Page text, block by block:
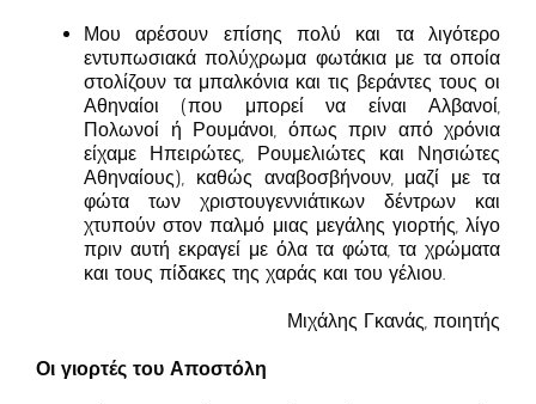
Μου αρέσουν επίσης πολύ και τα λιγότερο
εντυπωσιακά πολύχρωμα φωτάκια με τα οποία
στολίζουν τα μπαλκόνια και τις βεράντες τους οι
Αθηναίοι (που μπορεί να είναι Αλβανοί,
Πολωνοί ή Ρουμάνοι, όπως πριν από χρόνια
είχαμε Ηπειρώτες, Ρουμελιώτες και Νησιώτες
Αθηναίους), καθώς αναβοσβήνουν, μαζί με τα
φώτα των χριστουγεννιάτικων δέντρων και
χτυπούν στον παλμό μιας μεγάλης γιορτής, λίγο
πριν αυτή εκραγεί με όλα τα φώτα, τα χρώματα
και τους πίδακες της χαράς και του γέλιου.
Μιχάλης Γκανάς, ποιητής
Οι γιορτές του Αποστόλη